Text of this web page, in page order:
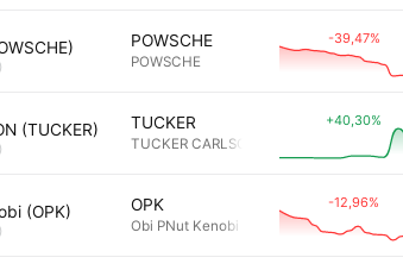
POWSCHE
POWSCHE
-39,47%
TUCKER
TUCKER CARLSON
+40,30%
OPK
Obi PNut Kenobi
-12,96%